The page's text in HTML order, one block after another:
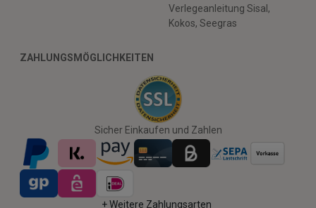
Verlegeanleitung Sisal,
Kokos, Seegras
ZAHLUNGSMÖGLICHKEITEN
Sicher Einkaufen und Zahlen
+ Weitere Zahlungsarten